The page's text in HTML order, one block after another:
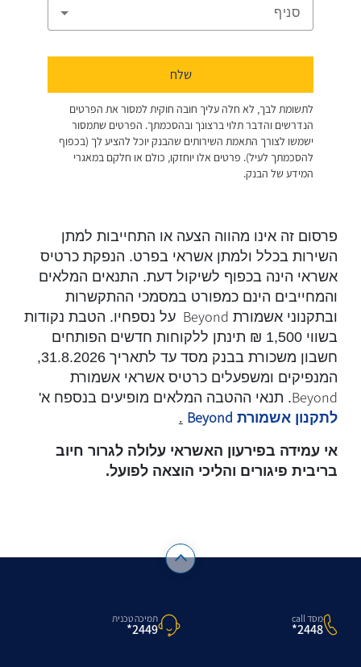
פרסום זה אינו מהווה הצעה או התחייבות למתן
השירות בכלל ולמתן אשראי בפרט. הנפקת כרטיס
אשראי הינה בכפוף לשיקול דעת. התנאים המלאים
והמחייבים הינם כמפורט במסמכי ההתקשרות
ובתקנוני אשמורת Beyond על נספחיו. הטבת נקודות
בשווי 1,500 ₪ תינתן ללקוחות חדשים הפותחים
חשבון משכורת בבנק מסד עד לתאריך 31.8.2026,
המנפיקים ומשפעלים כרטיס אשראי אשמורת
Beyond. תנאי ההטבה המלאים מופיעים בנספח א'
לתקנון אשמורת Beyond
.
אי עמידה בפירעון האשראי עלולה לגרור חיוב
בריבית פיגורים והליכי הוצאה לפועל.
מסד call
2448*
תמיכה טכנית
2449*